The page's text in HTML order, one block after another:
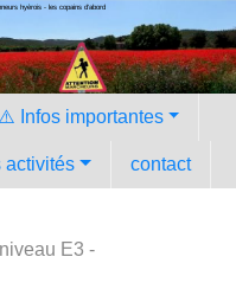
hyèrois - les copains d'abord
⚠️ Infos importantes
activités contact
E3 -